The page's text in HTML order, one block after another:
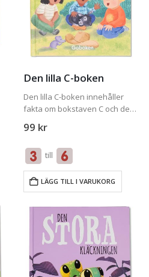
Den lilla C-boken
Den lilla C-boken innehåller
fakta om bokstaven C och de
bokstavsmysteriet som den
möjliga av Den lilla C-boken
bör du även…
99 kr
till
LÄGG TILL I VARUKORG